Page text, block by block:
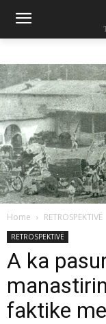
Home RETROSPEKTIVË
RETROSPEKTIVË
A ka
faktike